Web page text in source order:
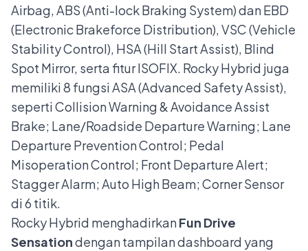
Airbag, ABS (Anti-lock Braking System) dan EBD
(Electronic Brakeforce Distribution), VSC (Vehicle
Stability Control), HSA (Hill Start Assist), Blind
Spot Mirror, serta fitur ISOFIX. Rocky Hybrid juga
memiliki 8 fungsi ASA (Advanced Safety Assist),
seperti Collision Warning & Avoidance Assist
Brake; Lane/Roadside Departure Warning; Lane
Departure Prevention Control; Pedal
Misoperation Control; Front Departure Alert;
Stagger Alarm; Auto High Beam; Corner Sensor
di 6 titik.
Rocky Hybrid menghadirkanFun Drive
Sensationdengan tampilan dashboard yang